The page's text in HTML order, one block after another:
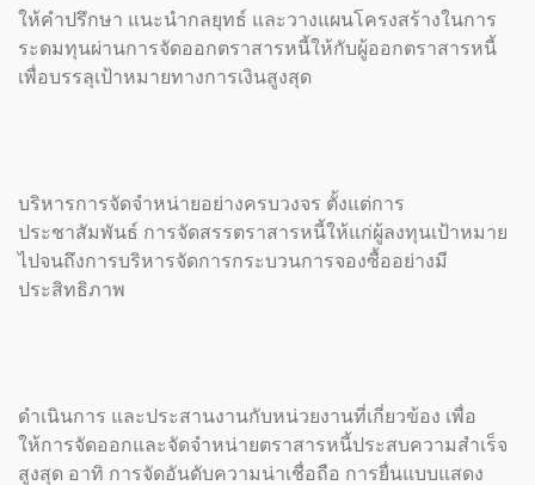
ให้คำปรึกษา แนะนำกลยุทธ์ และวางแผนโครงสร้างในการ
ระดมทุนผ่านการจัดออกตราสารหนี้ให้กับผู้ออกตราสารหนี้
เพื่อบรรลุเป้าหมายทางการเงินสูงสุด
บริหารการจัดจำหน่ายอย่างครบวงจร ตั้งแต่การ
ประชาสัมพันธ์ การจัดสรรตราสารหนี้ให้แก่ผู้ลงทุนเป้าหมาย
ไปจนถึงการบริหารจัดการกระบวนการจองซื้ออย่างมี
ประสิทธิภาพ
ดำเนินการ และประสานงานกับหน่วยงานที่เกี่ยวข้อง เพื่อ
ให้การจัดออกและจัดจำหน่ายตราสารหนี้ประสบความสำเร็จ
สูงสุด อาทิ การจัดอันดับความน่าเชื่อถือ การยื่นแบบแสดง